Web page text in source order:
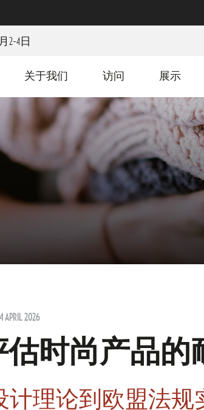
2-4日
关于我们 访问 展示
14 APRIL 2026
估时尚产品的
计理论到欧盟法规